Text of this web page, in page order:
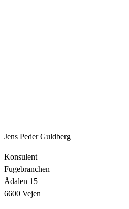
Jens Peder Guldberg
Konsulent
Fugebranchen
Ådalen 15
6600 Vejen